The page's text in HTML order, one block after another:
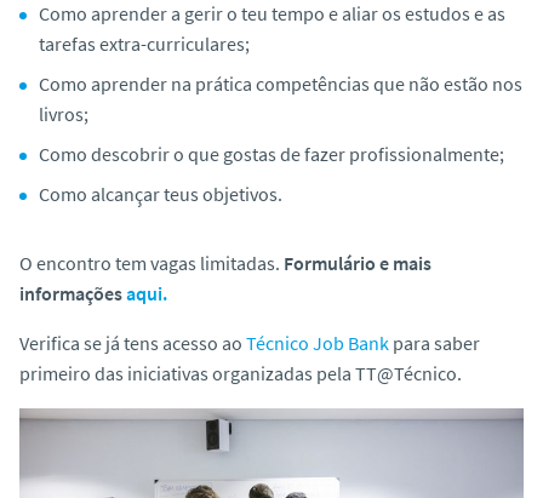
Como aprender a gerir o teu tempo e aliar os estudos e as
tarefas extra-curriculares;
Como aprender na prática competências que não estão nos
livros;
Como descobrir o que gostas de fazer profissionalmente;
Como alcançar teus objetivos.
O encontro tem vagas limitadas. Formulário e mais
informaçõesaqui.
Verifica se já tens acesso ao Técnico Job Bank para saber
primeiro das iniciativas organizadas pela TT@Técnico.